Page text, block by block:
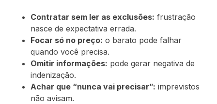
Contratar sem ler as exclusões: frustração
nasce de expectativa errada.
Focar só no preço: o barato pode falhar
quando você precisa.
Omitir informações: pode gerar negativa de
indenização.
Achar que “nunca vai precisar”: imprevistos
não avisam.